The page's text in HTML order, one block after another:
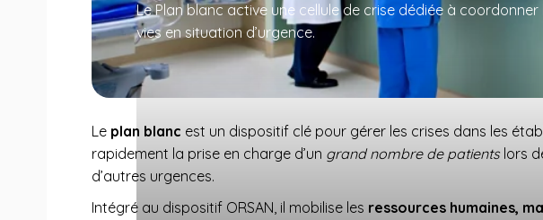
Le Plan blanc active une cellule de crise dédiée à
vies en situation d’urgence.
Le plan blanc est un dispositif clé pour gérer les crises dans les
rapidement la prise en charge d’un grand nombre de patientslors
d’autres urgences.
Intégré au dispositif ORSAN, il mobilise les ressources humaines,